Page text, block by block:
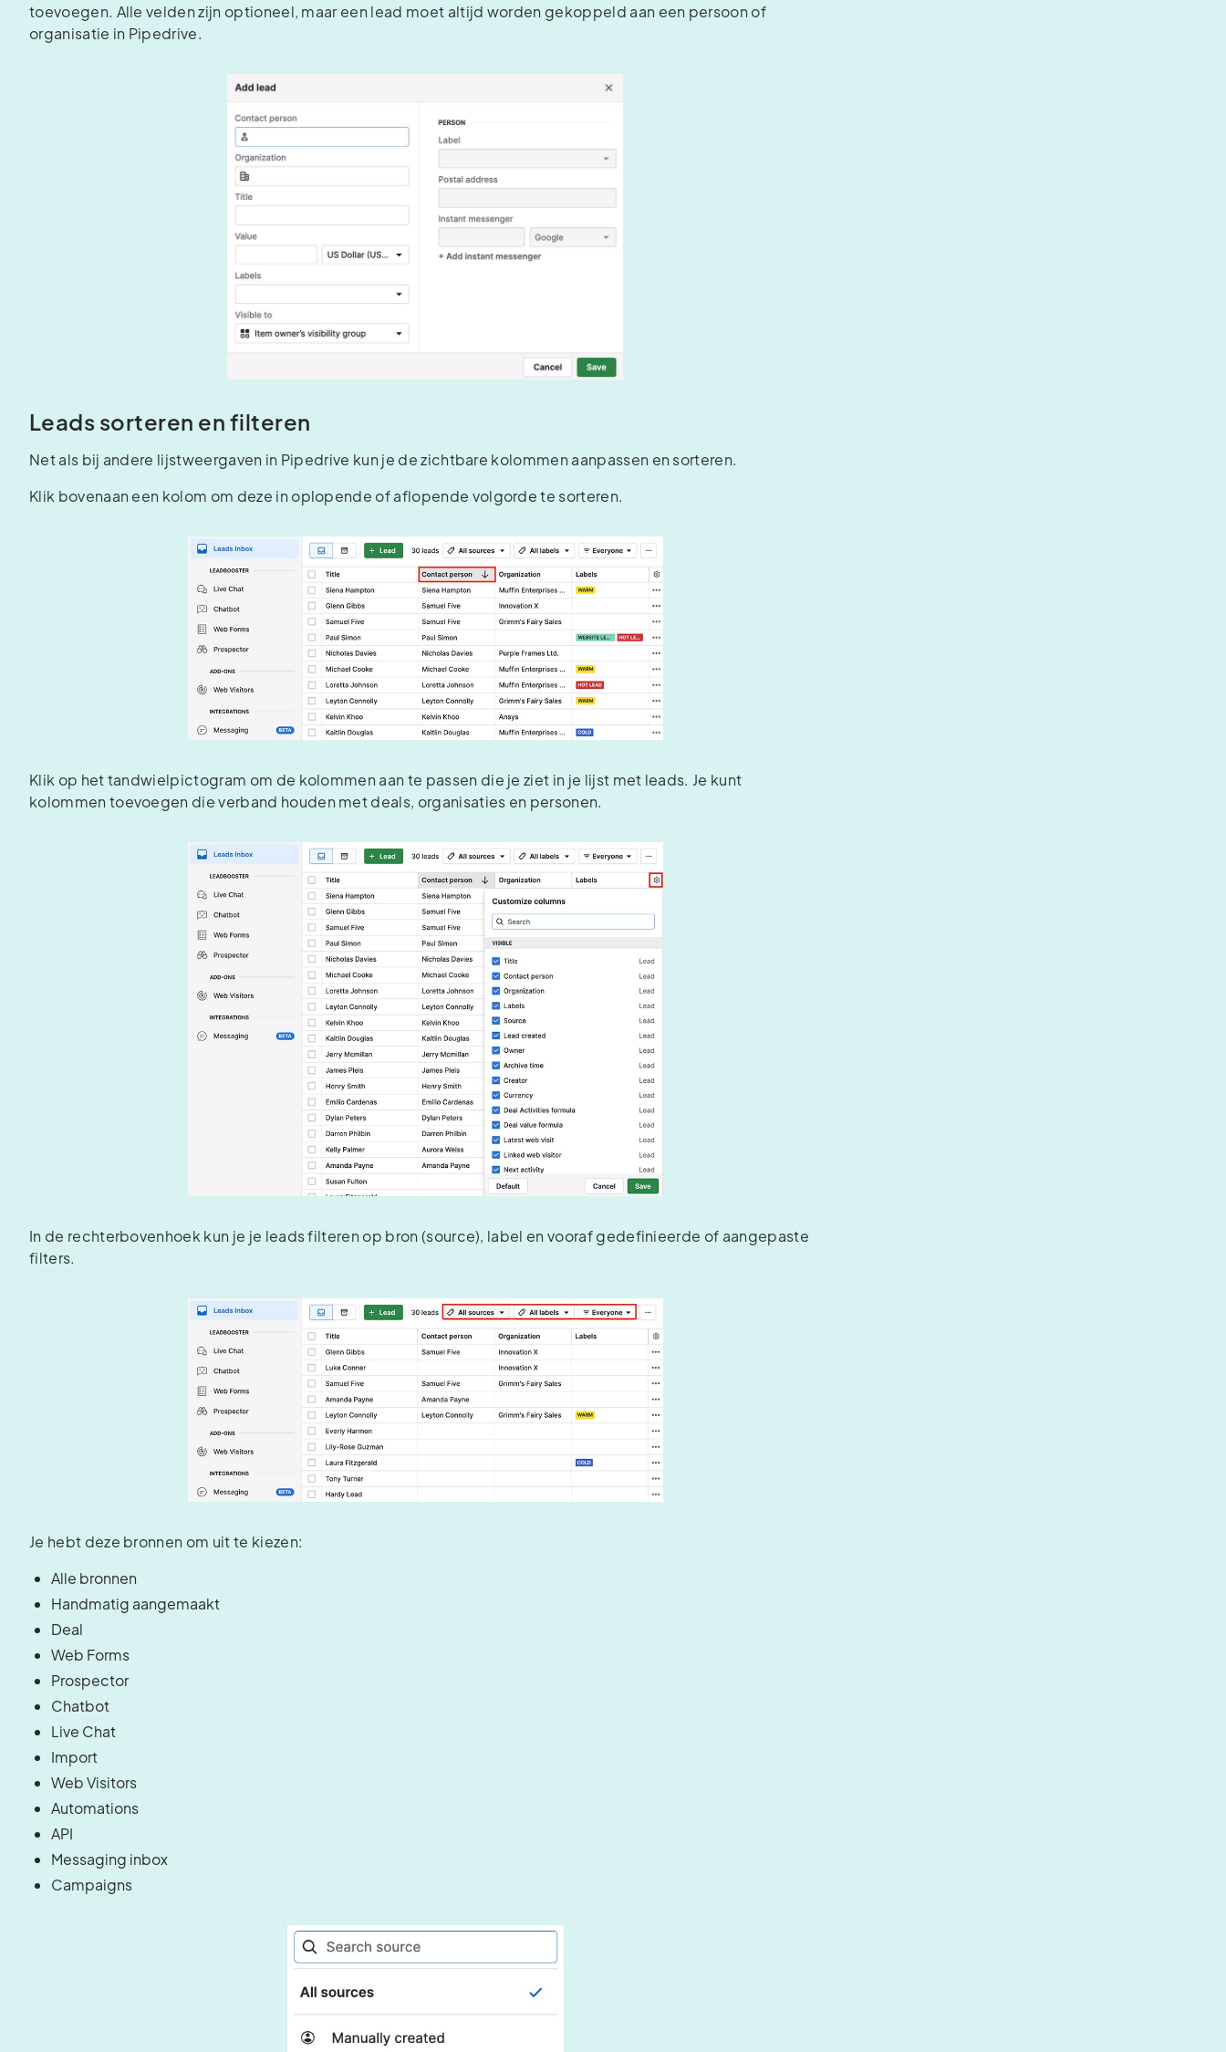
toevoegen. Alle velden zijn optioneel, maar een lead moet altijd worden gekoppeld aan een persoon of
organisatie in Pipedrive.
Leads sorteren en filteren
Net als bij andere lijstweergaven in Pipedrive kun je de zichtbare kolommen aanpassen en sorteren.
Klik bovenaan een kolom om deze in oplopende of aflopende volgorde te sorteren.
Klik op het tandwielpictogram om de kolommen aan te passen die je ziet in je lijst met leads. Je kunt
kolommen toevoegen die verband houden met deals, organisaties en personen.
In de rechterbovenhoek kun je je leads filteren op bron (source), label en vooraf gedefinieerde of aangepaste
filters.
Je hebt deze bronnen om uit te kiezen:
Alle bronnen
Handmatig aangemaakt
Deal
Web Forms
Prospector
Chatbot
Live Chat
Import
Web Visitors
Automations
API
Messaging inbox
Campaigns